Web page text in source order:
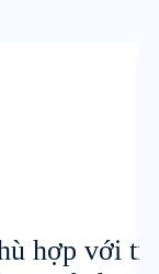
hợp với